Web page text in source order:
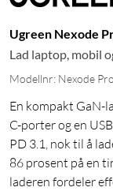
Ugreen Nexode
Lad laptop, mobil
Modellnr: Nexode
En kompakt GaN-
C-porter og en
PD 3.1, nok til å
86 prosent på en
laderen fordeler